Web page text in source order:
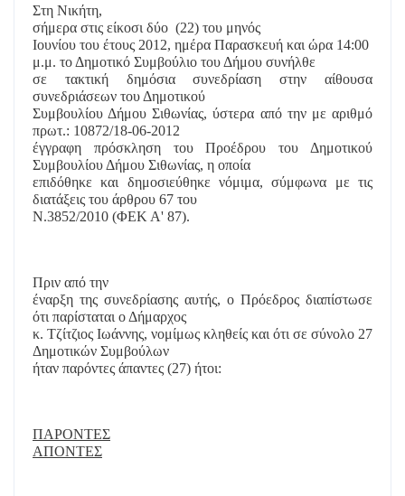
Στη Νικήτη,
σήμερα στις είκοσι δύο (22) του μηνός
Ιουνίου του έτους 2012, ημέρα Παρασκευή και ώρα 14:00
μ.μ. το Δημοτικό Συμβούλιο του Δήμου συνήλθε
σε τακτική δημόσια συνεδρίαση στην αίθουσα
συνεδριάσεων του Δημοτικού
Συμβουλίου Δήμου Σιθωνίας, ύστερα από την με αριθμό
πρωτ.: 10872/18-06-2012
έγγραφη πρόσκληση του Προέδρου του Δημοτικού
Συμβουλίου Δήμου Σιθωνίας, η οποία
επιδόθηκε και δημοσιεύθηκε νόμιμα, σύμφωνα με τις
διατάξεις του άρθρου 67 του
Ν.3852/2010 (ΦΕΚ Α' 87).
Πριν από την
έναρξη της συνεδρίασης αυτής, ο Πρόεδρος διαπίστωσε
ότι παρίσταται ο Δήμαρχος
κ. Τζίτζιος Ιωάννης, νομίμως κληθείς και ότι σε σύνολο 27
Δημοτικών Συμβούλων
ήταν παρόντες άπαντες (27) ήτοι:
ΠΑΡΟΝΤΕΣ
ΑΠΟΝΤΕΣ